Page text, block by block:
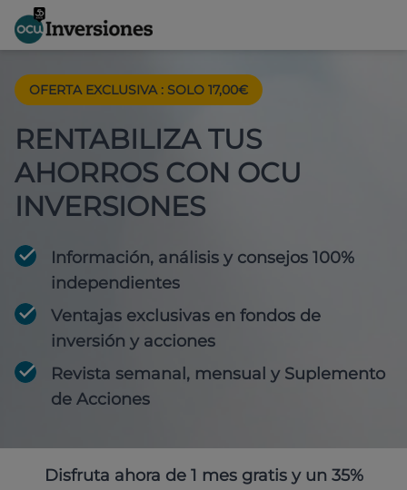
OFERTA EXCLUSIVA : SOLO 17,00€
RENTABILIZA TUS
AHORROS CON OCU
INVERSIONES
Información, análisis y consejos 100%
independientes
Ventajas exclusivas en fondos de
inversión y acciones
Revista semanal, mensual y Suplemento
de Acciones
Disfruta ahora de 1 mes gratis y un 35%